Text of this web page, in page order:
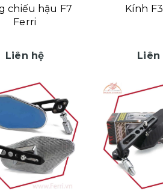
chiếu hậu F7
Ferri
Liên hệ
Kính
Liên